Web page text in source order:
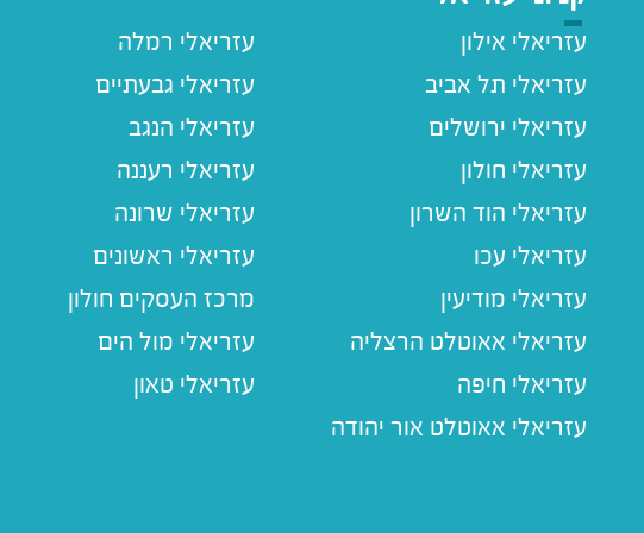
עזריאלי אילון
עזריאלי תל אביב
עזריאלי ירושלים
עזריאלי חולון
עזריאלי הוד השרון
עזריאלי עכו
עזריאלי מודיעין
עזריאלי אאוטלט הרצליה
עזריאלי חיפה
עזריאלי אאוטלט אור יהודה
עזריאלי רמלה
עזריאלי גבעתיים
עזריאלי הנגב
עזריאלי רעננה
עזריאלי שרונה
עזריאלי ראשונים
מרכז העסקים חולון
עזריאלי מול הים
עזריאלי טאון